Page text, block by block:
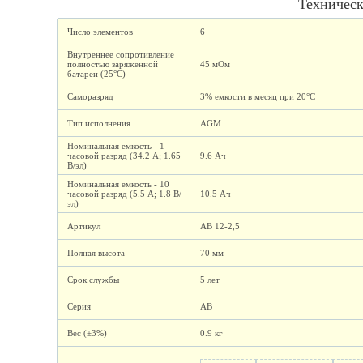
Число элементов 6
Внутреннее сопротивление
полностью заряженной
батареи (25°C)
45 мОм
Саморазряд 3% емкости в месяц при 20°С
Тип исполнения AGM
Номинальная емкость - 1
часовой разряд (34.2 А; 1.65
В/эл)
9.6 Ач
Номинальная емкость - 10
часовой разряд (5.5 А; 1.8 В/
эл)
10.5 Ач
Артикул AB 12-2,5
Полная высота 70 мм
Срок службы 5 лет
Серия AB
Вес (±3%) 0.9 кг